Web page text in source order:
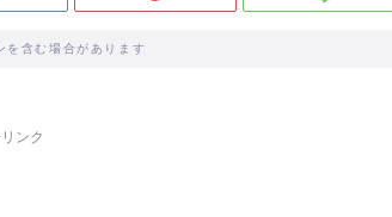
を含む場合があります
ンク